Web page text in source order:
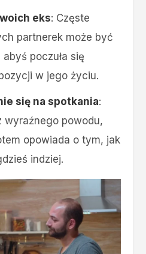
eks: Częste
partnerek może być
poczuła się
w jego życiu.
się na spotkania:
wyraźnego powodu,
opowiada o tym, jak
indziej.